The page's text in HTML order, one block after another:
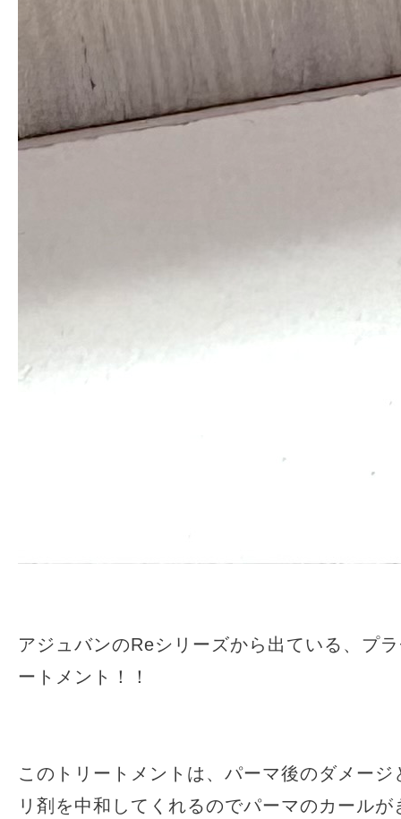
アジュバンのReシリーズから出ている、プ
ートメント！！
このトリートメントは、パーマ後のダメー
リ剤を中和してくれるのでパーマのカール